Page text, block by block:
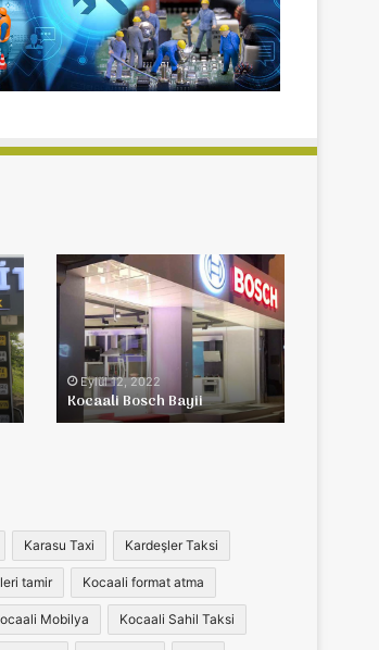
Kocaali
Bosch
Eylül 12, 2022
Kocaali Bosch Bayii
Karasu Taxi Kardeşler Taksi
tamir Kocaali format atma
Mobilya Kocaali Sahil Taksi